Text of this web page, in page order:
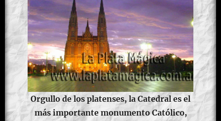
Orgullo de los platenses, la Catedral es el
más importante monumento Católico,